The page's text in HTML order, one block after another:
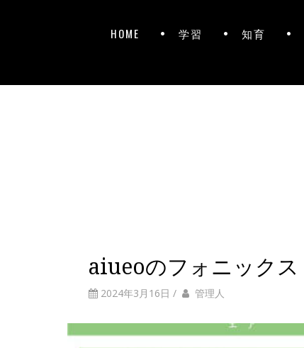
HOME 学習 知育
aiueoのフォニックス
2024年3月16日 / 管理人